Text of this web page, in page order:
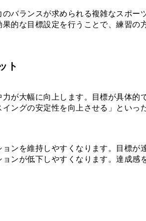
バランスが求められる複雑なスポ
的な目標設定を行うことで、練習
ト
が大幅に向上します。目標が具体
ングの安定性を向上させる」とい
ンを維持しやすくなります。目標
ンが低下しやすくなります。達成感